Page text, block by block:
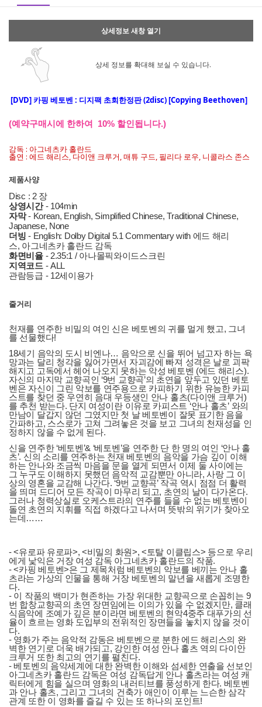
상세정보 새창 열기
상세 정보를 확대해 보실 수 있습니다.
[DVD]카핑 베토벤 : 디지팩 초회한정판 (2disc) [Copying Beethoven]
(예약구매시에 한하여 10% 할인됩니다.)
감독 : 아그네츠카 홀란드
출연 : 에드 해리스, 다이앤 크루거, 매튜 구드, 필리다 로우, 니콜라스 존스
제품사양
Disc : 2 장
상영시간- 104min
자막- Korean, English, Simplified Chinese, Traditional Chinese,
Japanese, None
더빙 - English: Dolby Digital 5.1 Commentary with 에드 해리
스, 아그네츠카 홀란드 감독
화면비율- 2.35:1 / 아나몰픽와이드스크린
지역코드- ALL
관람등급 - 12세이용가
줄거리
천재를 연주한 비밀의 여인 신은 베토벤의 귀를 멀게 했고, 그녀
를 선물했다!
18세기 음악의 도시 비엔나… 음악으로 신을 뛰어 넘고자 하는 욕
망과는 달리 청각을 잃어가면서 자괴감에 빠져 성격은 날로 괴팍
해지고 고독에서 헤어 나오지 못하는 악성 베토벤 (에드 해리스).
자신의 마지막 교향곡인 ‘9번 교향곡’의 초연을 앞두고 있던 베토
벤은 자신이 그린 악보를 연주용으로 카피하기 위한 유능한 카피
스트를 찾던 중 우연히 음대 우등생인 안나 홀츠(다이앤 크루거)
를 추천 받는다. 단지 여성이란 이유로 카피스트 ‘안나 홀츠’ 와의
만남이 달갑지 않던 그였지만 첫 날 베토벤이 잘못 표기한 음을
간파하고, 스스로가 고쳐 그려놓은 것을 보고 그녀의 천재성을 인
정하지 않을 수 없게 된다.
신을 연주한 ‘베토벤’& ‘베토벤’을 연주한 단 한 명의 여인 ‘안나 홀
츠’. 신의 소리를 연주하는 천재 베토벤의 음악을 가슴 깊이 이해
하는 안나와 조금씩 마음을 문을 열게 되면서 이제 둘 사이에는
그 누구도 이해하지 못했던 음악적 교감뿐만 아니라, 사랑 그 이
상의 영혼을 교감해 나간다. ‘9번 교향곡’ 작곡 역시 점점 더 활력
을 띄며 드디어 모든 작곡이 마무리 되고, 초연의 날이 다가온다.
그러나 청력상실로 오케스트라의 연주를 들을 수 없는 베토벤이
돌연 초연의 지휘를 직접 하겠다고 나서며 뜻밖의 위기가 찾아오
는데……
- <유로파 유로파>, <비밀의 화원>, <토탈 이클립스> 등으로 우리
에게 낯익은 거장 여성 감독 아그네츠카 홀란드의 작품.
- <카핑 베토벤>은 그 제목처럼 베토벤의 악보를 베끼는 안나 홀
츠라는 가상의 인물을 통해 거장 베토벤의 말년을 새롭게 조명한
다.
- 이 작품의 백미가 현존하는 가장 위대한 교향곡으로 손꼽히는 9
번 합창교향곡의 초연 장면임에는 이의가 있을 수 없겠지만, 클래
식음악에 조예가 깊은 분이라면 베토벤의 현악4중주 대푸가의 선
율이 흐르는 영화 도입부의 전위적인 장면들을 놓치지 않을 것이
다.
- 영화가 주는 음악적 감동은 베토벤으로 분한 에드 해리스의 완
벽한 연기로 더욱 배가되고, 강인한 여성 안나 홀츠 역의 다이안
크루거 또한 최고의 연기를 펼친다.
- 베토벤의 음악세계에 대한 완벽한 이해와 섬세한 연출을 선보인
아그네츠카 홀란드 감독은 여성 감독답게 안나 홀츠라는 여성 캐
릭터에게 힘을 실으며 영화의 내러티브를 풍성하게 한다. 베토벤
과 안나 홀츠, 그리고 그녀의 건축가 애인이 이루는 느슨한 삼각
관계 또한 이 영화를 즐길 수 있는 또 하나의 포인트!